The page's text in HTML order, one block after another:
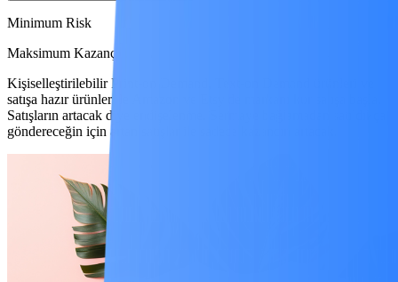
Minimum Risk
Maksimum Kazanç
Kişiselleştirilebilir Print-on Demand, Text-on Demand ürünleri ve
satışa hazır ürünler ile Amazon ve Etsy'de markanı kur satışa başla.
Satışların artacak diye endişelenme. Sermaye bağlamadan satıldıkça
göndereceğin için artan satışlar ile sadece kazancın artacak.